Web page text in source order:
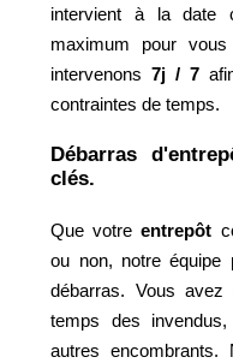
intervient à la date
maximum pour vous
intervenons 7j / 7
contraintes de temps.
Débarras
clés.
Que votreentrepôt
ou non, notre équipe
débarras. Vous
temps des
autres encombrants.